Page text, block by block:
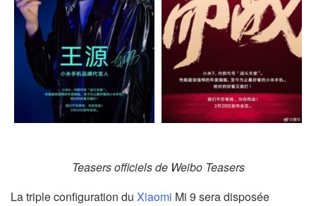
Teasers officiels de Weibo Teasers
La triple configuration du Xiaomi Mi 9 sera disposée